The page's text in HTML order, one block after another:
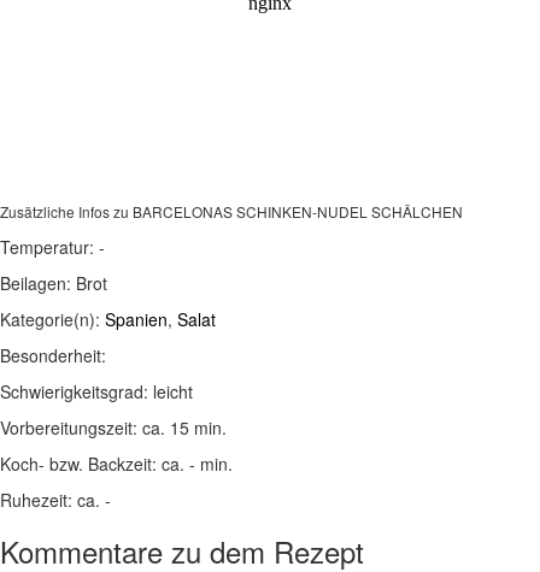
Zusätzliche Infos zu BARCELONAS SCHINKEN-NUDEL SCHÄLCHEN
Temperatur: -
Beilagen: Brot
Kategorie(n): Spanien, Salat
Besonderheit:
Schwierigkeitsgrad: leicht
Vorbereitungszeit: ca. 15 min.
Koch- bzw. Backzeit: ca. - min.
Ruhezeit: ca. -
Kommentare zu dem Rezept